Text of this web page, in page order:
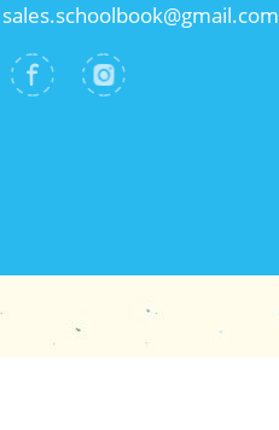
sales.schoolbook@gmail.com